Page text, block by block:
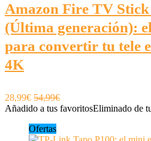
Amazon Fire TV Stick
(Última generación):
para convertir tu tele
4K
28,99€ 54,99€
Añadido a tus favoritosEliminado de
Ofertas